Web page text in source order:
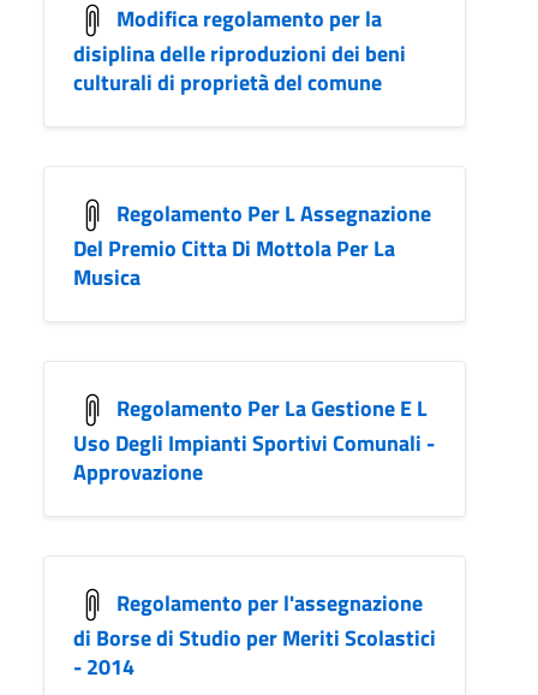
Modifica regolamento per la
disiplina delle riproduzioni dei beni
culturali di proprietà del comune
Regolamento Per L Assegnazione
Del Premio Citta Di Mottola Per La
Musica
Regolamento Per La Gestione E L
Uso Degli Impianti Sportivi Comunali -
Approvazione
Regolamento per l'assegnazione
di Borse di Studio per Meriti Scolastici
- 2014